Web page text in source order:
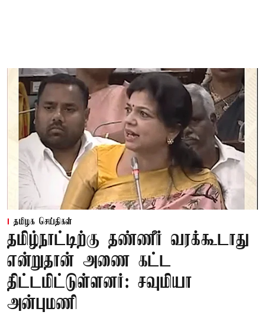
தமிழக செய்திகள்
தமிழ்நாட்டிற்கு தண்ணீர் வரக்கூடாது
என்றுதான் அணை கட்ட
திட்டமிட்டுள்ளனர்: சவுமியா
அன்புமணி